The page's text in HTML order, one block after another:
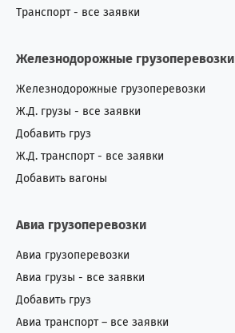
Транспорт - все заявки
Железнодорожные грузоперевозки
Железнодорожные грузоперевозки
Ж.Д. грузы - все заявки
Добавить груз
Ж.Д. транспорт - все заявки
Добавить вагоны
Авиа грузоперевозки
Авиа грузоперевозки
Авиа грузы - все заявки
Добавить груз
Авиа транспорт – все заявки